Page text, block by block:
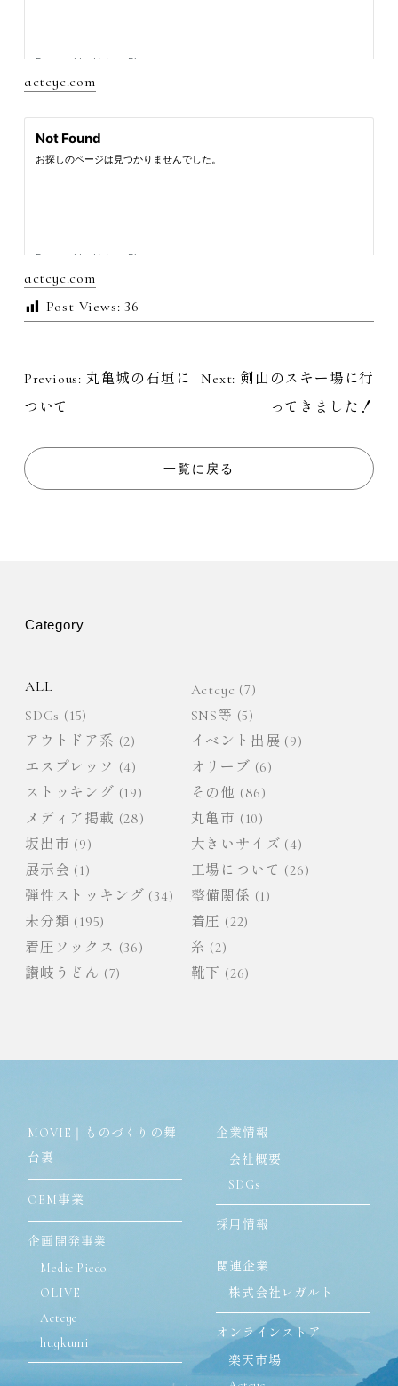
actcyc.com
actcyc.com
Post Views: 36
投
ナ
ョ
ン
Previous: 丸亀城の石垣に
ついて
Next: 剣山のスキー場に行
ってきました！
一覧に戻る
Category
ALL Actcyc (7)
SDGs (15) SNS等 (5)
アウトドア系 (2) イベント出展 (9)
エスプレッソ (4) オリーブ (6)
ストッキング (19) その他 (86)
メディア掲載 (28) 丸亀市 (10)
坂出市 (9) 大きいサイズ (4)
展示会 (1) 工場について (26)
弾性ストッキング (34) 整備関係 (1)
未分類 (195) 着圧 (22)
着圧ソックス (36) 糸 (2)
讃岐うどん (7) 靴下 (26)
MOVIE｜ものづくりの舞
台裏
OEM事業
企画開発事業
Medic Piedo
OLIVE
Actcyc
hugkumi
企業情報
会社概要
SDGs
採用情報
関連企業
株式会社レガルト
オンラインストア
楽天市場